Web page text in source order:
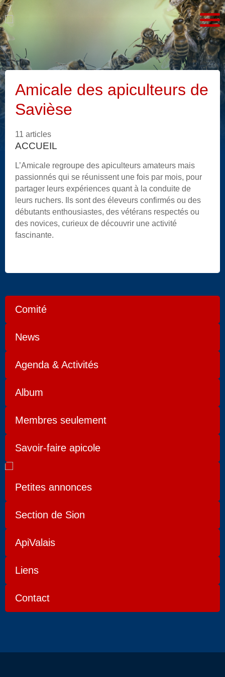
Amicale des apiculteurs de
Savièse
11 articles
ACCUEIL
L’Amicale regroupe des apiculteurs amateurs mais
passionnés qui se réunissent une fois par mois, pour
partager leurs expériences quant à la conduite de
leurs ruchers. Ils sont des éleveurs confirmés ou des
débutants enthousiastes, des vétérans respectés ou
des novices, curieux de découvrir une activité
fascinante.
Comité
News
Agenda & Activités
Album
Membres seulement
Savoir-faire apicole
Petites annonces
Section de Sion
ApiValais
Liens
Contact